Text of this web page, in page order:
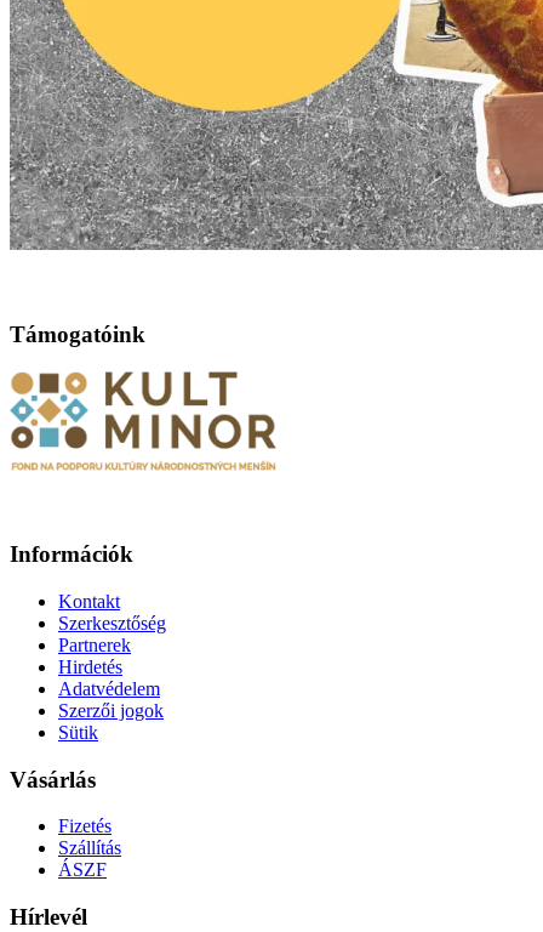
Támogatóink
Információk
Kontakt
Szerkesztőség
Partnerek
Hirdetés
Adatvédelem
Szerzői jogok
Sütik
Vásárlás
Fizetés
Szállítás
ÁSZF
Hírlevél